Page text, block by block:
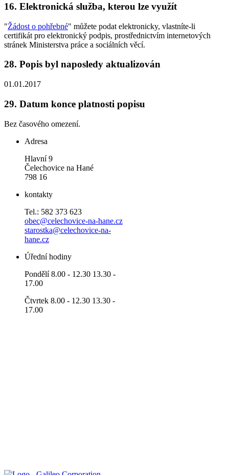
16. Elektronická služba, kterou lze využít
"Žádost o pohřebné" můžete podat elektronicky, vlastníte-li
certifikát pro elektronický podpis, prostřednictvím internetových
stránek Ministerstva práce a sociálních věcí.
28. Popis byl naposledy aktualizován
01.01.2017
29. Datum konce platnosti popisu
Bez časového omezení.
Adresa
Hlavní 9
Čelechovice na Hané
798 16
kontakty
Tel.: 582 373 623
obec@celechovice-na-hane.cz
starostka@celechovice-na-
hane.cz
Úřední hodiny
Pondělí 8.00 - 12.30 13.30 -
17.00
Čtvrtek 8.00 - 12.30 13.30 -
17.00